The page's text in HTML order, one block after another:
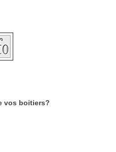
vos boitiers?